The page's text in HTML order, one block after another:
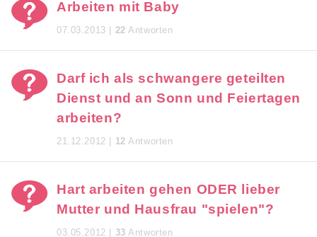
Arbeiten mit Baby
07.03.2013 | 22 Antworten
Darf ich als schwangere geteilten
Dienst und an Sonn und Feiertagen
arbeiten?
21.12.2012 | 12 Antworten
Hart arbeiten gehen ODER lieber
Mutter und Hausfrau "spielen"?
03.05.2012 | 33 Antworten